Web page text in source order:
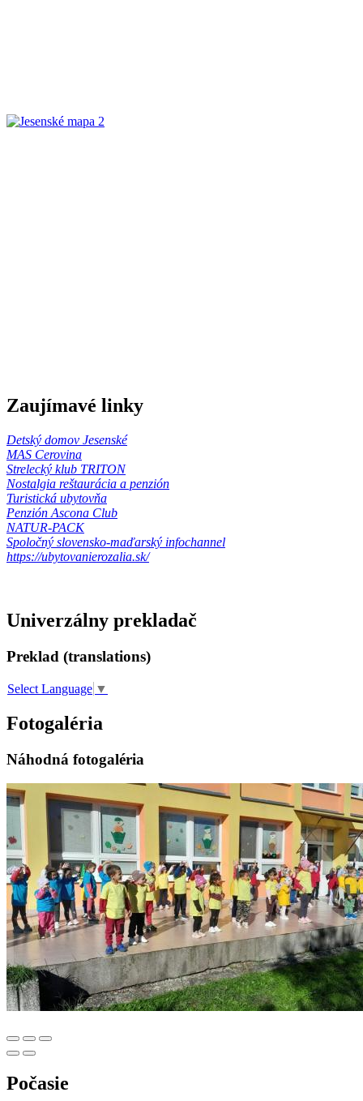
Zaujímavé linky
Detský domov Jesenské
MAS Cerovina
Strelecký klub TRITON
Nostalgia reštaurácia a penzión
Turistická ubytovňa
Penzión Ascona Club
NATUR-PACK
Spoločný slovensko-maďarský infochannel
https://ubytovanierozalia.sk/
Univerzálny prekladač
Preklad (translations)
Select Language ▼
Fotogaléria
Náhodná fotogaléria
Počasie